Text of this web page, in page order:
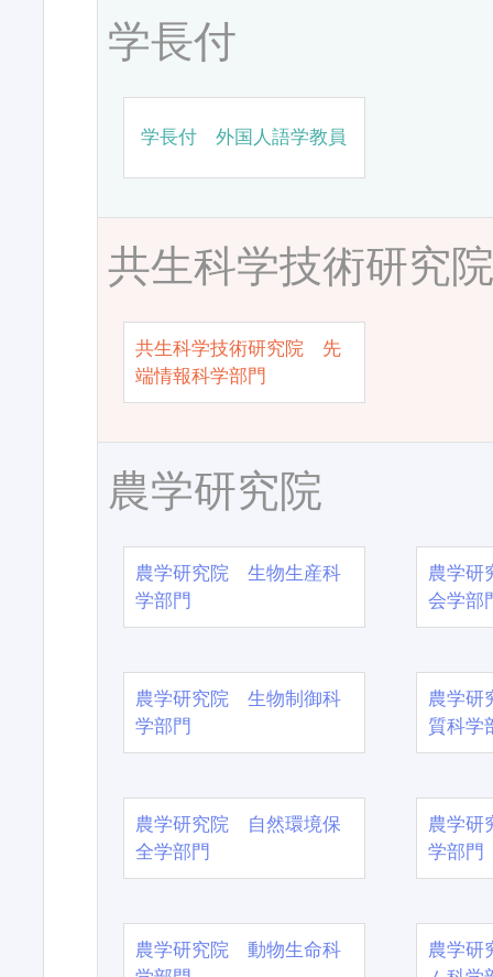
学長付
学長付 外国人語学教員
共生科学技術研究
共生科学技術研究院 先
端情報科学部門
農学研究院
農学研究院 生物生産科
学部門
農学
会学部
農学研究院 生物制御科
学部門
農学
質科学
農学研究院 自然環境保
全学部門
農学
学部門
農学研究院 動物生命科
農学